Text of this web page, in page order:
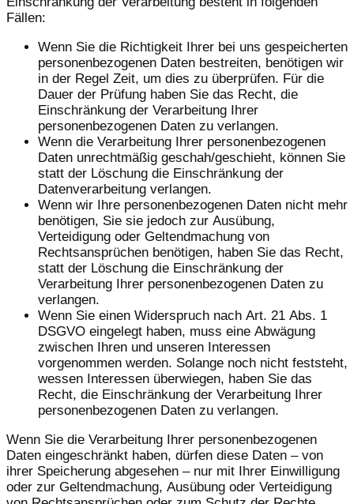
Fällen:
Wenn Sie die Richtigkeit Ihrer bei uns gespeicherten
personenbezogenen Daten bestreiten, benötigen wir
in der Regel Zeit, um dies zu überprüfen. Für die
Dauer der Prüfung haben Sie das Recht, die
Einschränkung der Verarbeitung Ihrer
personenbezogenen Daten zu verlangen.
Wenn die Verarbeitung Ihrer personenbezogenen
Daten unrechtmäßig geschah/geschieht, können Sie
statt der Löschung die Einschränkung der
Datenverarbeitung verlangen.
Wenn wir Ihre personenbezogenen Daten nicht mehr
benötigen, Sie sie jedoch zur Ausübung,
Verteidigung oder Geltendmachung von
Rechtsansprüchen benötigen, haben Sie das Recht,
statt der Löschung die Einschränkung der
Verarbeitung Ihrer personenbezogenen Daten zu
verlangen.
Wenn Sie einen Widerspruch nach Art. 21 Abs. 1
DSGVO eingelegt haben, muss eine Abwägung
zwischen Ihren und unseren Interessen
vorgenommen werden. Solange noch nicht feststeht,
wessen Interessen überwiegen, haben Sie das
Recht, die Einschränkung der Verarbeitung Ihrer
personenbezogenen Daten zu verlangen.
Wenn Sie die Verarbeitung Ihrer personenbezogenen
Daten eingeschränkt haben, dürfen diese Daten – von
ihrer Speicherung abgesehen – nur mit Ihrer Einwilligung
oder zur Geltendmachung, Ausübung oder Verteidigung